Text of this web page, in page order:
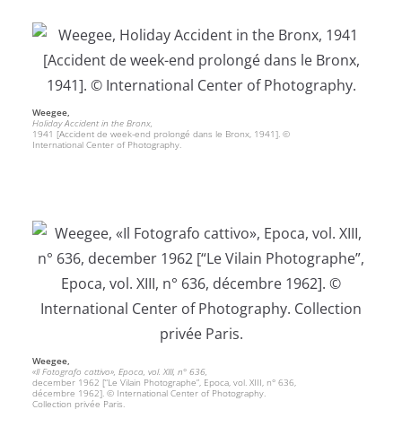
Weegee,
Holiday Accident in the Bronx,
1941 [Accident de week-end prolongé dans le Bronx, 1941]. ©
International Center of Photography.
Weegee,
«Il Fotografo cattivo», Epoca, vol. XIII, n° 636,
december 1962 [“Le Vilain Photographe”, Epoca, vol. XIII, n° 636,
décembre 1962]. © International Center of Photography.
Collection privée Paris.